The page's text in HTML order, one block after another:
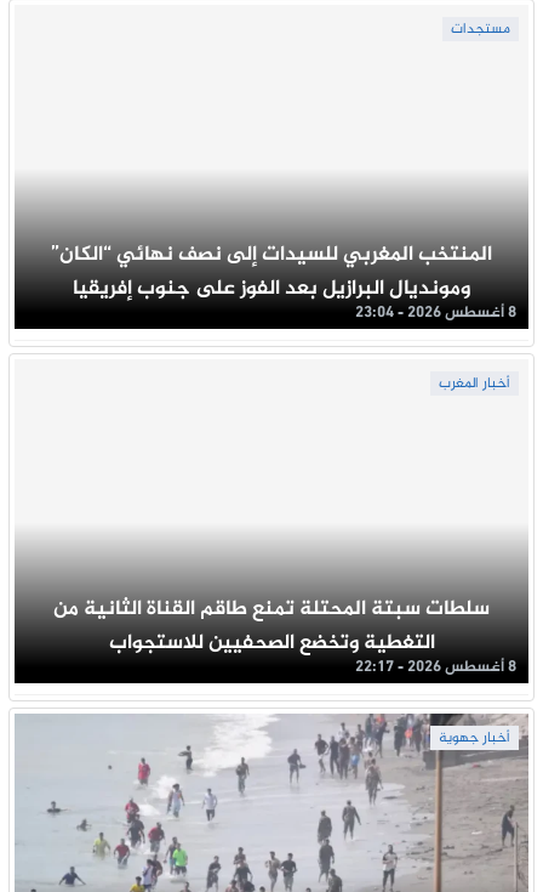
مستجدات
المنتخب المغربي للسيدات إلى نصف نهائي “الكان”
ومونديال البرازيل بعد الفوز على جنوب إفريقيا
8 أغسطس 2026 - 23:04
أخبار المغرب
سلطات سبتة المحتلة تمنع طاقم القناة الثانية من
التغطية وتخضع الصحفيين للاستجواب
8 أغسطس 2026 - 22:17
أخبار جهوية